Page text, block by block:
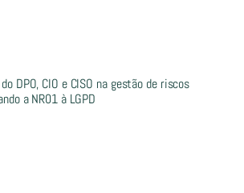
DPO, CIO e CISO na gestão de riscos
a NR01 à LGPD